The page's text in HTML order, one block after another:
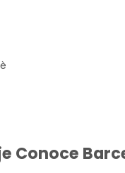
Conoce